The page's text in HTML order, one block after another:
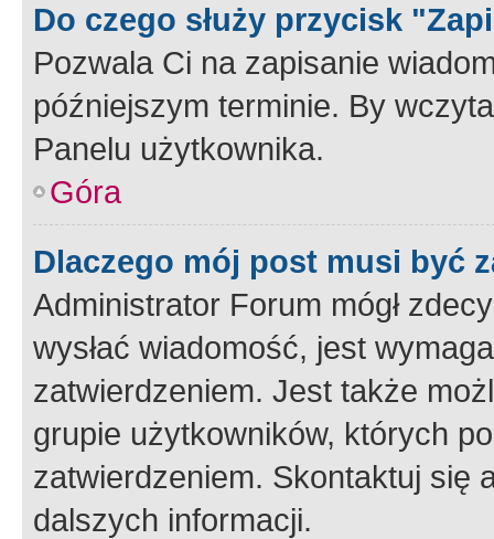
Do czego służy przycisk
Pozwala Ci na zapisanie
późniejszym terminie. By
Panelu użytkownika.
Góra
Dlaczego mój post musi być
Administrator Forum mógł
wysłać wiadomość, jest
zatwierdzeniem. Jest także
grupie użytkowników, których
zatwierdzeniem. Skontaktuj się
dalszych informacji.